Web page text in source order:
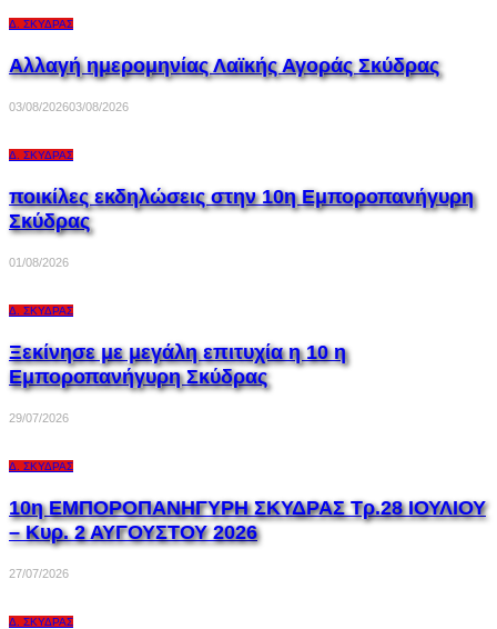
Δ. ΣΚΎΔΡΑΣ
Αλλαγή ημερομηνίας Λαϊκής Αγοράς Σκύδρας
03/08/202603/08/2026
Δ. ΣΚΎΔΡΑΣ
ποικίλες εκδηλώσεις στην 10η Εμποροπανήγυρη
Σκύδρας
01/08/2026
Δ. ΣΚΎΔΡΑΣ
Ξεκίνησε με μεγάλη επιτυχία η 10 η
Εμποροπανήγυρη Σκύδρας
29/07/2026
Δ. ΣΚΎΔΡΑΣ
10η ΕΜΠΟΡΟΠΑΝΗΓΥΡΗ ΣΚΥΔΡΑΣ Τρ.28 ΙΟΥΛΙΟΥ
– Κυρ. 2 ΑΥΓΟΥΣΤΟΥ 2026
27/07/2026
Δ. ΣΚΎΔΡΑΣ